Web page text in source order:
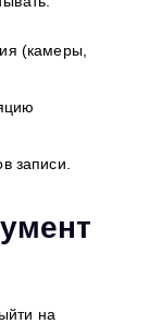
(камеры,
записи.
на